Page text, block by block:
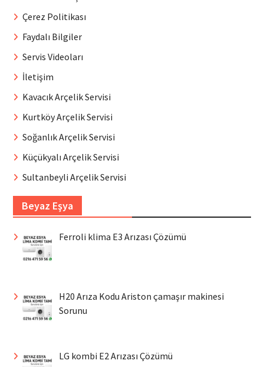
Çerez Politikası
Faydalı Bilgiler
Servis Videoları
İletişim
Kavacık Arçelik Servisi
Kurtköy Arçelik Servisi
Soğanlık Arçelik Servisi
Küçükyalı Arçelik Servisi
Sultanbeyli Arçelik Servisi
Beyaz Eşya
Ferroli klima E3 Arızası Çözümü
H20 Arıza Kodu Ariston çamaşır makinesi
Sorunu
LG kombi E2 Arızası Çözümü